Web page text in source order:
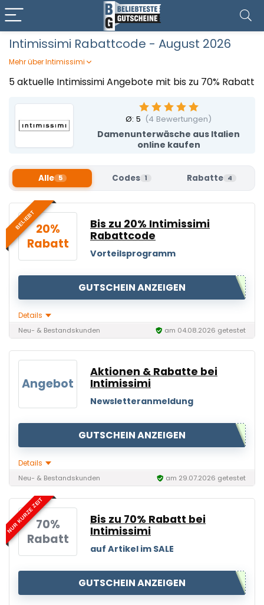
Intimissimi Rabattcode - August 2026
Mehr über Intimissimi
Intimissimi bietet euch elegante Wäsche und
Loungewear, die Komfort und femininen Stil harmonisch
verbindet. Feine Materialien, sorgfältige Verarbeitung und
zeitlose Designs sorgen für ein angenehmes Tragegefühl
im Alltag und zu besonderen Momenten. Die Kollektionen
setzen auf Qualität und Raffinesse. Mit einem Intimissimi
Rabattcode von Beliebteste Gutscheine gönnt ihr euch
spürbaren Preisvorteil.
5 aktuelle Intimissimi Angebote mit bis zu 70% Rabatt
Damenunterwäsche aus Italien
online kaufen
Ø: 5 (4 Bewertungen)
Alle 5 Codes 1 Rabatte 4
BELIEBT20%
Rabatt
Bis zu 20% Intimissimi
Rabattcode
Vorteilsprogramm
GUTSCHEIN ANZEIGEN
Details
Neu- & Bestandskunden am 04.08.2026 getestet
Angebot
Aktionen & Rabatte bei
Intimissimi
Newsletteranmeldung
GUTSCHEIN ANZEIGEN
Details
Neu- & Bestandskunden am 29.07.2026 getestet
NUR KURZE ZEIT70%
Rabatt
Bis zu 70% Rabatt bei
Intimissimi
auf Artikel im SALE
GUTSCHEIN ANZEIGEN